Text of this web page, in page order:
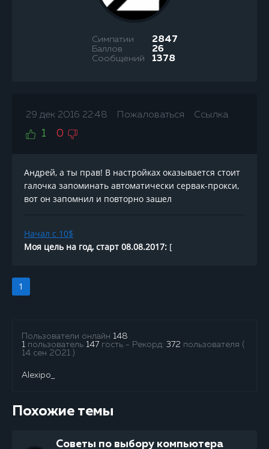
Симпатии 2847
Баллов 26
Сообщений 1378
29 дек 2016 22:48 Пожаловаться Ссылка
1 0
Андрей, а ты прав! В настройках оказывается стоит
галочка запоминать автоматически сервак-прокси,
вот он запомнил и повторно зашел
Начал с 10$
Моя цель на год, старт 08.08.2017: [
1
Пользователи онлайн 148
1 пользователь 147 гость - Рекорд: 372 пользователя (
14 сен 2021 )
Alexipo_
Похожие темы
Советы по выбору компьютера